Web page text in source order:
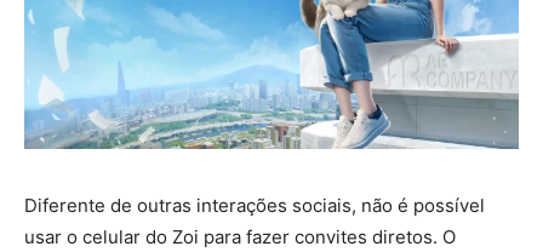
Diferente de outras interações sociais, não é possível
usar o celular do Zoi para fazer convites diretos. O